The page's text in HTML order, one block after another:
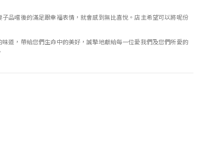
品嚐後的滿足跟幸福表情，就會感到無比喜悅。店主希望可以將呢份
道，帶給您們生命中的美好，誠摯地獻給每一位愛我們及您們所愛的